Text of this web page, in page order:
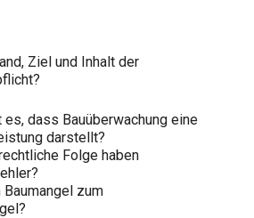
Ziel und Inhalt der
dass Bauüberwachung eine
darstellt?
Folge haben
zum